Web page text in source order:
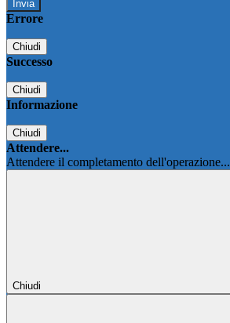
Errore
Chiudi
Successo
Chiudi
Informazione
Chiudi
Attendere...
Attendere il completamento dell'operazione...
Chiudi